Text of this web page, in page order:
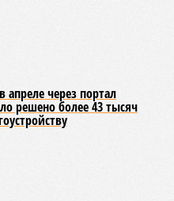
ответить на атаки